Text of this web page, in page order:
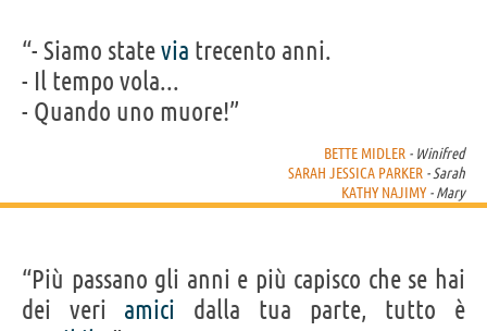
“- Siamo statevia trecento anni.
- Il tempo vola...
- Quando uno muore!”
BETTE MIDLER - Winifred
SARAH JESSICA PARKER - Sarah
KATHY NAJIMY - Mary
“Più passano gli anni e più capisco che se hai
dei veri amici dalla tua parte, tutto è